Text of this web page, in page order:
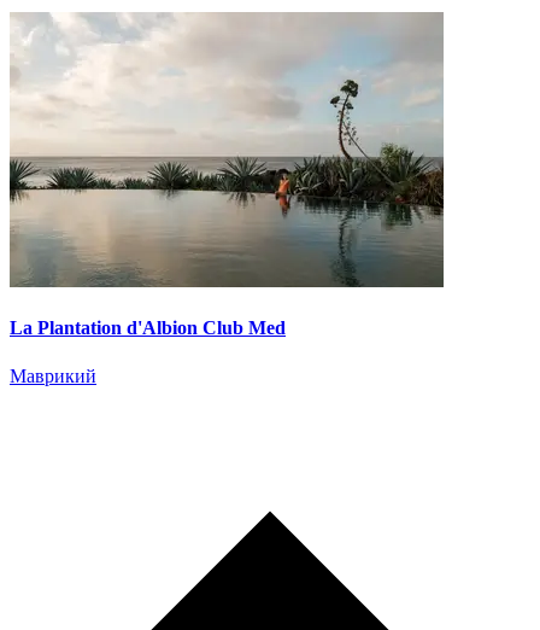
La Plantation d'Albion Club Med
Маврикий